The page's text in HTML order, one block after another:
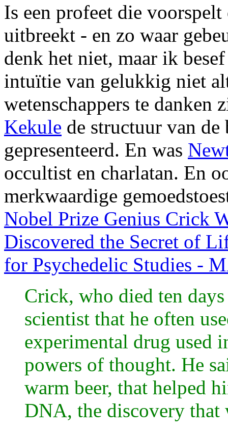
Is een profeet die
uitbreekt - en zo waar
denk het niet, maar ik
intuïtie van gelukkig niet
wetenschappers te
Kekule de structuur van
gepresenteerd. En was
occultist en charlatan. En
merkwaardige
Nobel Prize Genius Crick
Discovered the Secret of
for Psychedelic Studies -
Crick, who died ten
scientist that he often
experimental drug used
powers of thought. He
warm beer, that helped
DNA, the discovery that